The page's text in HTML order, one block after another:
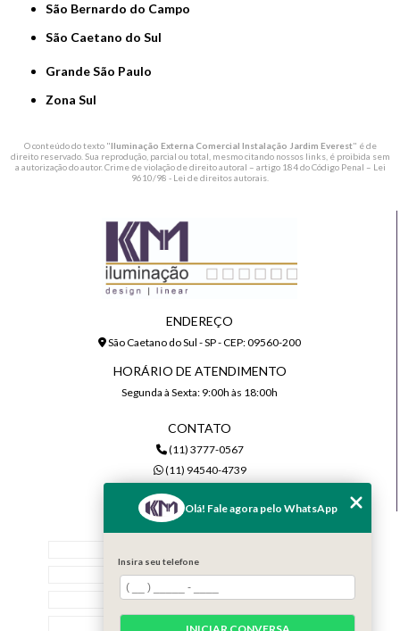
São Bernardo do Campo
São Caetano do Sul
Grande São Paulo
Zona Sul
O conteúdo do texto "Iluminação Externa Comercial Instalação Jardim Everest" é de
direito reservado. Sua reprodução, parcial ou total, mesmo citando nossos links, é proibida sem
a autorização do autor. Crime de violação de direito autoral – artigo 184 do Código Penal – Lei
9610/98 - Lei de direitos autorais
ENDEREÇO
São Caetano do Sul - SP - CEP: 09560-200
HORÁRIO DE ATENDIMENTO
Segunda à Sexta: 9:00h às 18:00h
CONTATO
(11) 3777-0567
(11) 94540-4739
Quem Somos
Serviços
Contato
Olá! Fale agora pelo WhatsApp
Insira seu telefone
INICIAR CONVERSA